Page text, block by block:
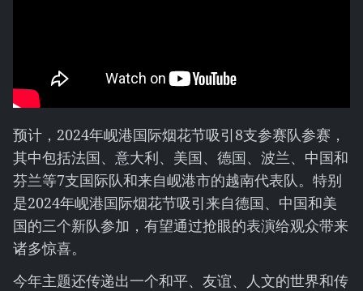
预计，2024年岘港国际烟花节吸引8支参赛队参赛，
其中包括法国、意大利、美国、德国、波兰、中国和
芬兰等7支国际队和来自岘港市的越南代表队。特别
是2024年岘港国际烟花节吸引来自德国、中国和美
国的三个新队参加，有望通过抢眼的表演给观众带来
诸多惊喜。
今年主题还传递出一个和平、友谊、人文的世界和传